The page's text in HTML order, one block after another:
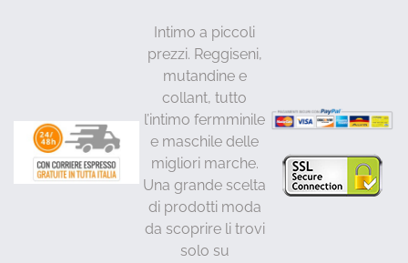
Intimo a piccoli
prezzi. Reggiseni,
mutandine e
collant, tutto
l’intimo fermminile
e maschile delle
migliori marche.
Una grande scelta
di prodotti moda
da scoprire li trovi
solo su